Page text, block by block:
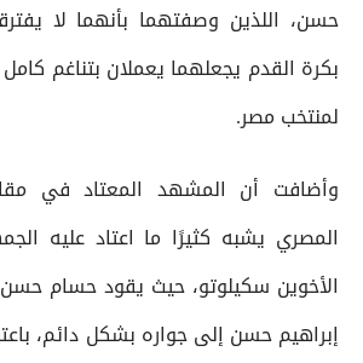
حسن، اللذين وصفتهما بأنهما لا
بكرة القدم يجعلهما يعملان بتناغم
لمنتخب مصر.
وأضافت أن المشهد المعتاد في
المصري يشبه كثيرًا ما اعتاد عليه
الأخوين سكيلوتو، حيث يقود حسام
إبراهيم حسن إلى جواره بشكل دائم،